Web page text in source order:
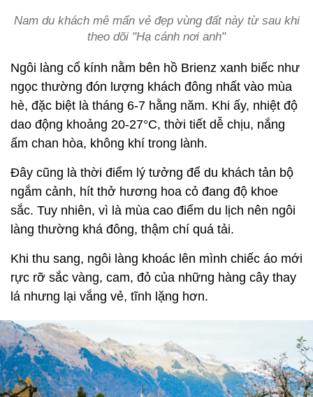
Nam du khách mê mẩn vẻ đẹp vùng đất này từ sau khi
theo dõi "Hạ cánh nơi anh"
Ngôi làng cổ kính nằm bên hồ Brienz xanh biếc như
ngọc thường đón lượng khách đông nhất vào mùa
hè, đặc biệt là tháng 6-7 hằng năm. Khi ấy, nhiệt độ
dao động khoảng 20-27°C, thời tiết dễ chịu, nắng
ấm chan hòa, không khí trong lành.
Đây cũng là thời điểm lý tưởng để du khách tản bộ
ngắm cảnh, hít thở hương hoa cỏ đang độ khoe
sắc. Tuy nhiên, vì là mùa cao điểm du lịch nên ngôi
làng thường khá đông, thậm chí quá tải.
Khi thu sang, ngôi làng khoác lên mình chiếc áo mới
rực rỡ sắc vàng, cam, đỏ của những hàng cây thay
lá nhưng lại vắng vẻ, tĩnh lặng hơn.